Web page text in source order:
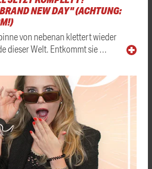
NEW DAY" (ACHTUNG:
von nebenan klettert wieder
dieser Welt. Entkommt sie …